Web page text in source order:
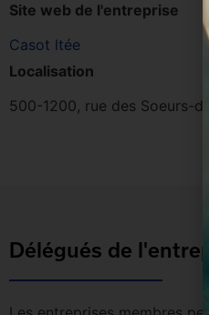
Site web de l'entreprise
Casot ltée
Localisation
500-1200, rue des Soeurs-
Délégués de